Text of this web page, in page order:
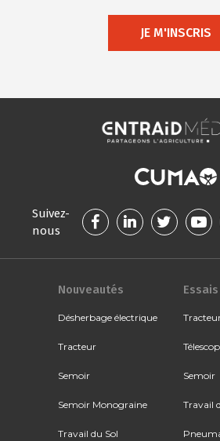
JE M'INSCRIS
Suivez-
nous
Nouveautés
Désherbage électrique
Tracteur
Semoir
Semoir Monograine
Travail du Sol
Semoir
Travail